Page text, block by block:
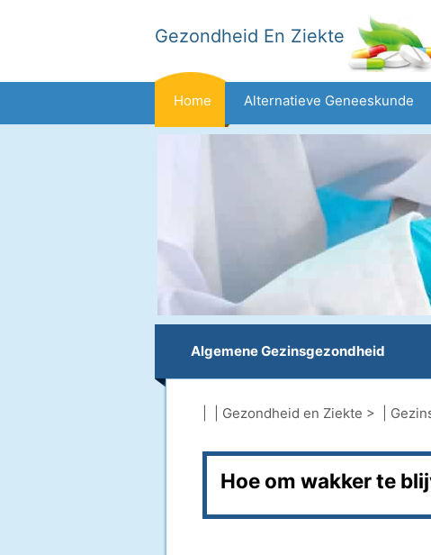
Gezondheid En Ziekte
Home Alternatieve Geneeskunde
Gezinsgezondheid
Algemene Gezinsgezondheid
Gezondheid en Ziekte > |
Hoe om wakker te